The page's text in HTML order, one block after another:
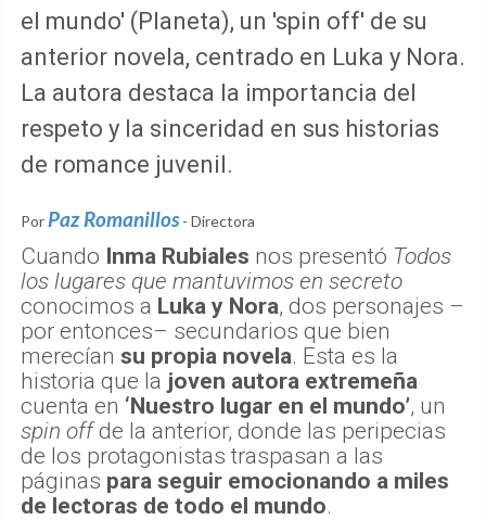
el mundo' (Planeta), un 'spin off' de su
anterior novela, centrado en Luka y Nora.
La autora destaca la importancia del
respeto y la sinceridad en sus historias
de romance juvenil.
Por Paz Romanillos - Directora
Cuando Inma Rubiales nos presentó Todos
los lugares que mantuvimos en secreto
conocimos a Luka y Nora, dos personajes –
por entonces– secundarios que bien
merecían su propia novela. Esta es la
historia que la joven autora extremeña
cuenta en ‘Nuestro lugar en el mundo’, un
spin offde la anterior, donde las peripecias
de los protagonistas traspasan a las
páginas para seguir emocionando a miles
de lectoras de todo el mundo.